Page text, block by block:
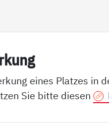
eines Platzes in
Sie bitte diesen